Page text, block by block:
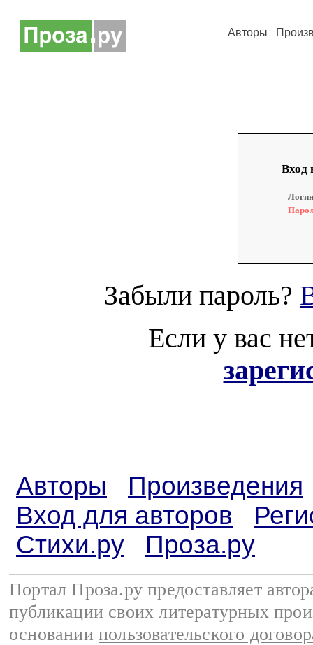
Авторы
Вход
Забыли пароль?
Если у вас
Авторы
Произведения
Вход для авторов
Стихи.ру
Проза.ру
Портал Проза.ру предоставляет
публикации своих литературных
основании пользовательского